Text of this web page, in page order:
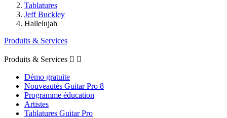
Tablatures
Jeff Buckley
Hallelujah
Produits & Services
Produits & Services  
Démo gratuite
Nouveautés Guitar Pro 8
Programme éducation
Artistes
Tablatures Guitar Pro